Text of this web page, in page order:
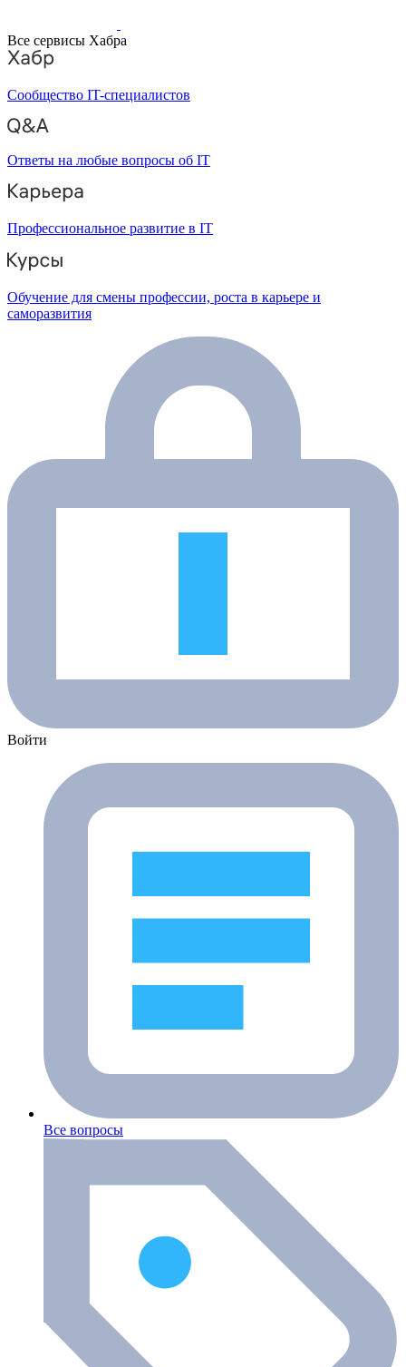
Все сервисы Хабра
Сообщество IT-специалистов
Ответы на любые вопросы об IT
Профессиональное развитие в IT
Обучение для смены профессии, роста в карьере и
саморазвития
Войти
Все вопросы